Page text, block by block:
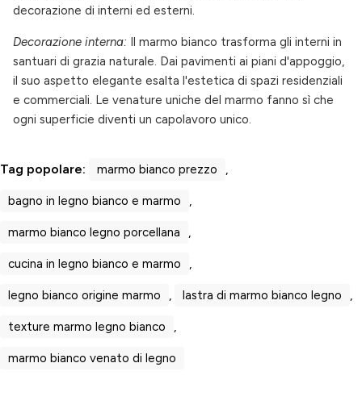
decorazione di interni ed esterni.
Decorazione interna: Il marmo bianco trasforma gli interni in
santuari di grazia naturale. Dai pavimenti ai piani d'appoggio,
il suo aspetto elegante esalta l'estetica di spazi residenziali
e commerciali. Le venature uniche del marmo fanno sì che
ogni superficie diventi un capolavoro unico.
Tag popolare: marmo bianco prezzo ,
bagno in legno bianco e marmo ,
marmo bianco legno porcellana ,
cucina in legno bianco e marmo ,
legno bianco origine marmo , lastra di marmo bianco legno ,
texture marmo legno bianco ,
marmo bianco venato di legno